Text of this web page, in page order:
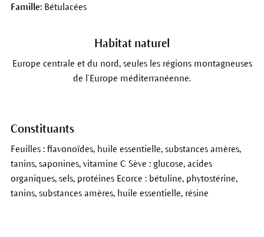
Famille:Bétulacées
Habitat naturel
Europe centrale et du nord, seules les régions montagneuses
de l’Europe méditerranéenne.
Constituants
Feuilles : flavonoïdes, huile essentielle, substances amères,
tanins, saponines, vitamine C Sève : glucose, acides
organiques, sels, protéines Ecorce : bétuline, phytostérine,
tanins, substances amères, huile essentielle, résine